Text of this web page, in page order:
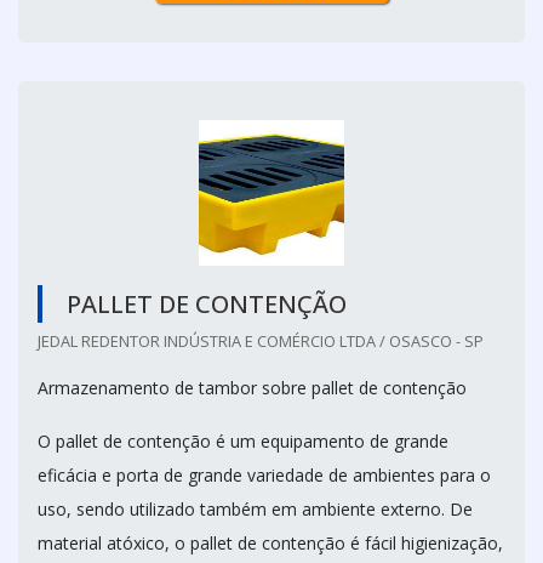
PALLET DE CONTENÇÃO
JEDAL REDENTOR INDÚSTRIA E COMÉRCIO LTDA / OSASCO - SP
Armazenamento de tambor sobre pallet de contenção
O pallet de contenção é um equipamento de grande
eficácia e porta de grande variedade de ambientes para o
uso, sendo utilizado também em ambiente externo. De
material atóxico, o pallet de contenção é fácil higienização,